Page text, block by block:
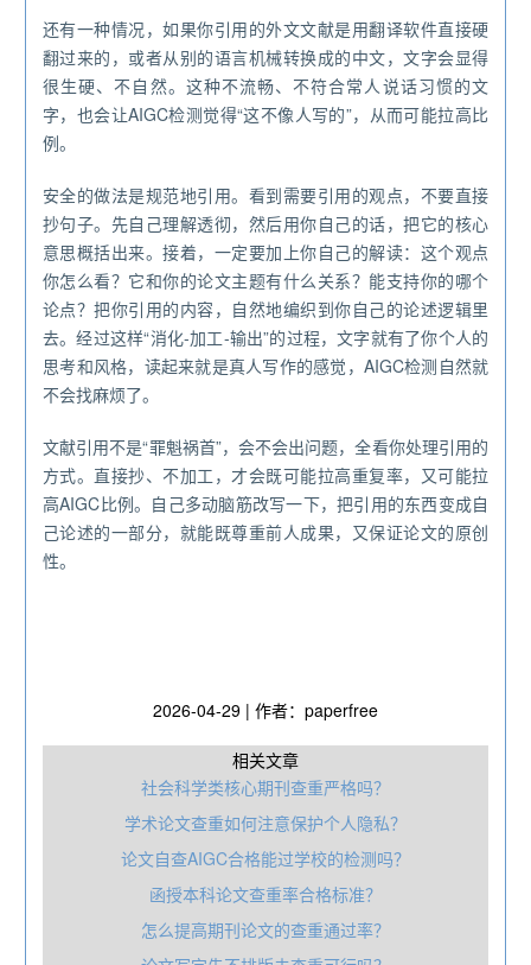
还有一种情况，如果你引用的外文文献是用翻译软件直接硬
翻过来的，或者从别的语言机械转换成的中文，文字会显得
很生硬、不自然。这种不流畅、不符合常人说话习惯的文
字，也会让AIGC检测觉得“这不像人写的”，从而可能拉高比
例。
安全的做法是规范地引用。看到需要引用的观点，不要直接
抄句子。先自己理解透彻，然后用你自己的话，把它的核心
意思概括出来。接着，一定要加上你自己的解读：这个观点
你怎么看？它和你的论文主题有什么关系？能支持你的哪个
论点？把你引用的内容，自然地编织到你自己的论述逻辑里
去。经过这样“消化-加工-输出”的过程，文字就有了你个人的
思考和风格，读起来就是真人写作的感觉，AIGC检测自然就
不会找麻烦了。
文献引用不是“罪魁祸首”，会不会出问题，全看你处理引用的
方式。直接抄、不加工，才会既可能拉高重复率，又可能拉
高AIGC比例。自己多动脑筋改写一下，把引用的东西变成自
己论述的一部分，就能既尊重前人成果，又保证论文的原创
性。
2026-04-29 | 作者：paperfree
相关文章
社会科学类核心期刊查重严格吗？
学术论文查重如何注意保护个人隐私？
论文自查AIGC合格能过学校的检测吗？
函授本科论文查重率合格标准？
怎么提高期刊论文的查重通过率？